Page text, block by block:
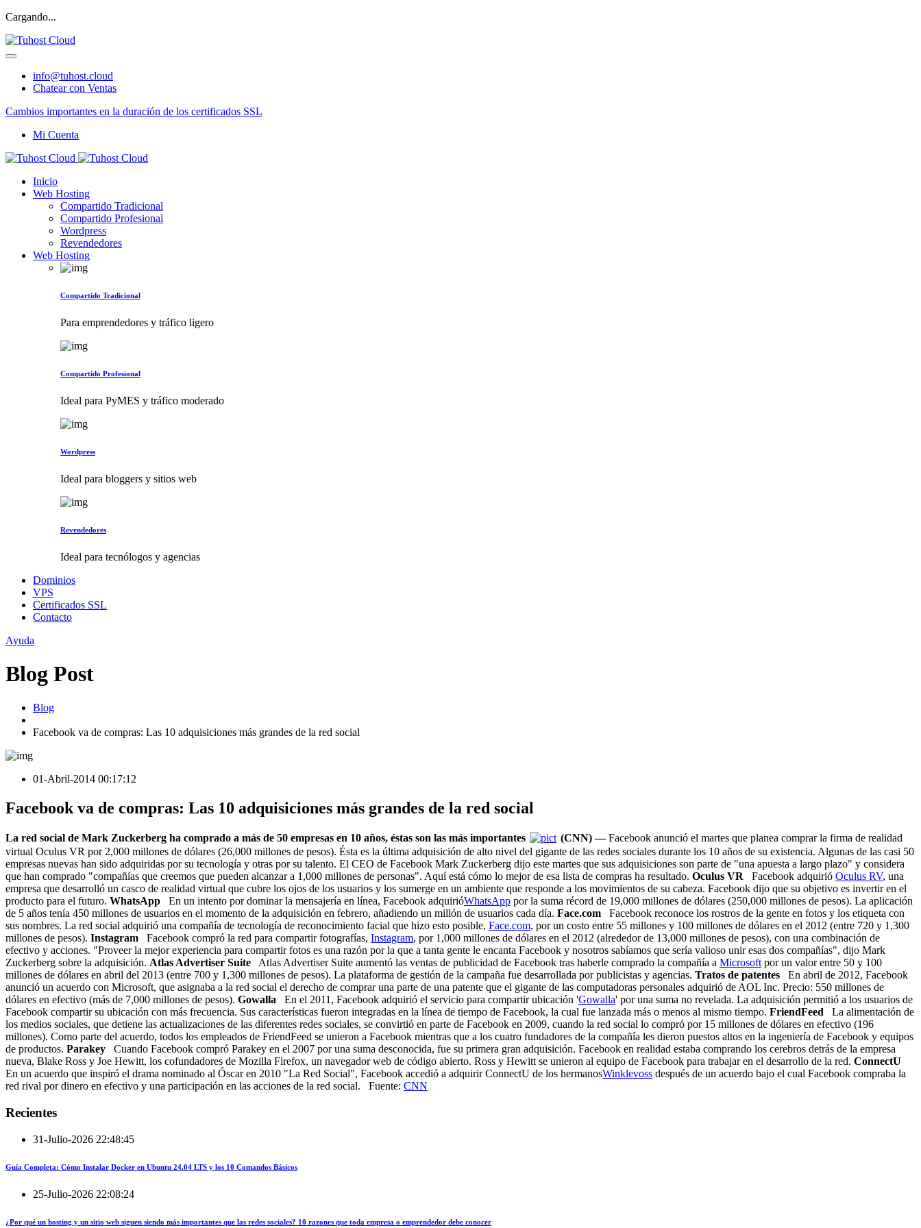
Cargando...
info@tuhost.cloud
Chatear con Ventas
Cambios importantes en la duración de los certificados SSL
Mi Cuenta
Inicio
Web Hosting
Compartido Tradicional
Compartido Profesional
Wordpress
Revendedores
Web Hosting
Compartido Tradicional
Para emprendedores y tráfico ligero
Compartido Profesional
Ideal para PyMES y tráfico moderado
Wordpress
Ideal para bloggers y sitios web
Revendedores
Ideal para tecnólogos y agencias
Dominios
VPS
Certificados SSL
Contacto
Ayuda
Blog Post
Blog
Facebook va de compras: Las 10 adquisiciones más grandes de la red social
01-Abril-2014 00:17:12
Facebook va de compras: Las 10 adquisiciones más grandes de la red social
La red social de Mark Zuckerberg ha comprado a más de 50 empresas en 10 años, éstas son las más importantes (CNN) —Facebook anunció el martes que planea comprar la firma de realidad
virtual Oculus VR por 2,000 millones de dólares (26,000 millones de pesos). Ésta es la última adquisición de alto nivel del gigante de las redes sociales durante los 10 años de su existencia. Algunas de las casi 50
empresas nuevas han sido adquiridas por su tecnología y otras por su talento. El CEO de Facebook Mark Zuckerberg dijo este martes que sus adquisiciones son parte de "una apuesta a largo plazo" y considera
que han comprado "compañías que creemos que pueden alcanzar a 1,000 millones de personas". Aquí está cómo lo mejor de esa lista de compras ha resultado. Oculus VR Facebook adquirió Oculus RV, una
empresa que desarrolló un casco de realidad virtual que cubre los ojos de los usuarios y los sumerge en un ambiente que responde a los movimientos de su cabeza. Facebook dijo que su objetivo es invertir en el
producto para el futuro. WhatsApp En un intento por dominar la mensajería en línea, Facebook adquirióWhatsApp por la suma récord de 19,000 millones de dólares (250,000 millones de pesos). La aplicación
de 5 años tenía 450 millones de usuarios en el momento de la adquisición en febrero, añadiendo un millón de usuarios cada día. Face.com
Facebook reconoce los rostros de la gente en fotos y los etiqueta con
sus nombres. La red social adquirió una compañía de tecnología de reconocimiento facial que hizo esto posible, Face.com, por un costo entre 55 millones y 100 millones de dólares en el 2012 (entre 720 y 1,300
millones de pesos). Instagram Facebook compró la red para compartir fotografías, Instagram, por 1,000 millones de dólares en el 2012 (alrededor de 13,000 millones de pesos), con una combinación de
efectivo y acciones. "Proveer la mejor experiencia para compartir fotos es una razón por la que a tanta gente le encanta Facebook y nosotros sabíamos que sería valioso unir esas dos compañías", dijo Mark
Zuckerberg sobre la adquisición. Atlas Advertiser Suite Atlas Advertiser Suite aumentó las ventas de publicidad de Facebook tras haberle comprado la compañía a Microsoftpor un valor entre 50 y 100
millones de dólares en abril del 2013 (entre 700 y 1,300 millones de pesos). La plataforma de gestión de la campaña fue desarrollada por publicistas y agencias. Tratos de patentes
En abril de 2012, Facebook
anunció un acuerdo con Microsoft, que asignaba a la red social el derecho de comprar una parte de una patente que el gigante de las computadoras personales adquirió de AOL Inc. Precio: 550 millones de
dólares en efectivo (más de 7,000 millones de pesos). Gowalla En el 2011, Facebook adquirió el servicio para compartir ubicación 'Gowalla' por una suma no revelada. La adquisición permitió a los usuarios de
Facebook compartir su ubicación con más frecuencia. Sus características fueron integradas en la línea de tiempo de Facebook, la cual fue lanzada más o menos al mismo tiempo. FriendFeed
La alimentación de
los medios sociales, que detiene las actualizaciones de las diferentes redes sociales, se convirtió en parte de Facebook en 2009, cuando la red social lo compró por 15 millones de dólares en efectivo (196
millones). Como parte del acuerdo, todos los empleados de FriendFeed se unieron a Facebook mientras que a los cuatro fundadores de la compañía les dieron puestos altos en la ingeniería de Facebook y equipos
de productos. Parakey
Cuando Facebook compró Parakey en el 2007 por una suma desconocida, fue su primera gran adquisición. Facebook en realidad estaba comprando los cerebros detrás de la empresa
nueva, Blake Ross y Joe Hewitt, los cofundadores de Mozilla Firefox, un navegador web de código abierto. Ross y Hewitt se unieron al equipo de Facebook para trabajar en el desarrollo de la red. ConnectU
En un acuerdo que inspiró el drama nominado al Óscar en 2010 "La Red Social", Facebook accedió a adquirir ConnectU de los hermanosWinklevoss después de un acuerdo bajo el cual Facebook compraba la
red rival por dinero en efectivo y una participación en las acciones de la red social. Fuente: CNN
Recientes
31-Julio-2026 22:48:45
Guía Completa: Cómo Instalar Docker en Ubuntu 24.04 LTS y los 10 Comandos Básicos
25-Julio-2026 22:08:24
¿Por qué un hosting y un sitio web siguen siendo más importantes que las redes sociales? 10 razones que toda empresa o emprendedor debe conocer